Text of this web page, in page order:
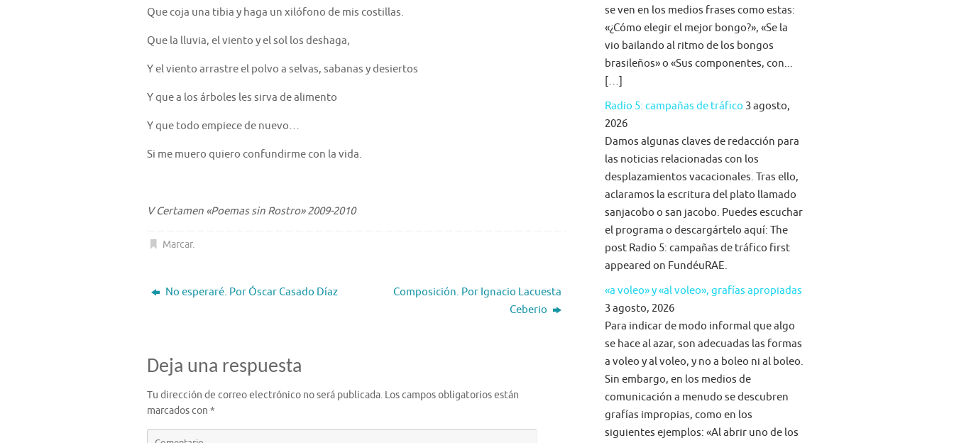
Que coja una tibia y haga un xilófono de mis costillas.
Que la lluvia, el viento y el sol los deshaga,
Y el viento arrastre el polvo a selvas, sabanas y desiertos
Y que a los árboles les sirva de alimento
Y que todo empiece de nuevo…
Si me muero quiero confundirme con la vida.
V Certamen «Poemas sin Rostro» 2009-2010
Marcar.
No esperaré. Por Óscar Casado Díaz
Composición. Por Ignacio Lacuesta
Ceberio
Deja una respuesta
Tu dirección de correo electrónico no será publicada. Los campos obligatorios están
marcados con *
se ven en los medios frases como estas:
«¿Cómo elegir el mejor bongo?», «Se la
vio bailando al ritmo de los bongos
brasileños» o «Sus componentes, con...
[…]
Radio 5: campañas de tráfico 3 agosto,
2026
Damos algunas claves de redacción para
las noticias relacionadas con los
desplazamientos vacacionales. Tras ello,
aclaramos la escritura del plato llamado
sanjacobo o san jacobo. Puedes escuchar
el programa o descargártelo aquí: The
post Radio 5: campañas de tráfico first
appeared on FundéuRAE.
«a voleo» y «al voleo», grafías apropiadas
3 agosto, 2026
Para indicar de modo informal que algo
se hace al azar, son adecuadas las formas
a voleo y al voleo, y no a boleo ni al boleo.
Sin embargo, en los medios de
comunicación a menudo se descubren
grafías impropias, como en los
siguientes ejemplos: «Al abrir uno de los